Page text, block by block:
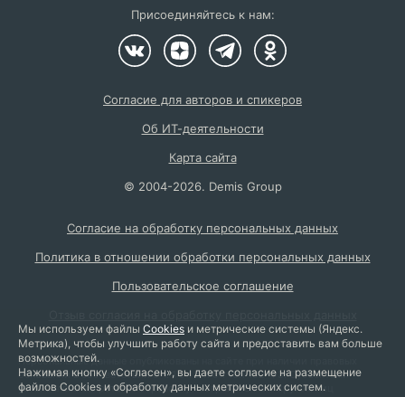
Присоединяйтесь к нам:
Согласие для авторов и спикеров
Об ИТ-деятельности
Карта сайта
© 2004-2026. Demis Group
Согласие на обработку персональных данных
Политика в отношении обработки персональных данных
Пользовательское соглашение
Персональные данные опубликованы на сайте при наличии правовых
оснований в соответствии с ч. 1 ст. 6 и ст. 10.1 152-ФЗ. Субъектами
установлены запреты на обработку неограниченным кругом лиц
Мы используем файлы Cookies и метрические системы (Яндекс.
Метрика), чтобы улучшить работу сайта и предоставить вам больше
возможностей.
Нажимая кнопку «Согласен», вы даете согласие на размещение
файлов Cookies и обработку данных метрических систем.